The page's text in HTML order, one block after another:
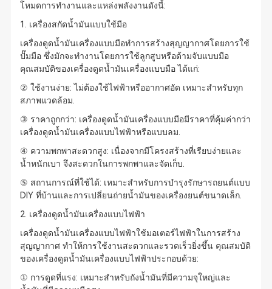
โหมดการทำงานและแหล่งพลังงานดังนี้:
1. เครื่องสกัดน้ำมันแบบใช้มือ
เครื่องดูดน้ำมันเครื่องแบบมือทำการสร้างสุญญากาศโดยการใช้
ปั๊มมือ ซึ่งมักจะทำงานโดยการใช้ลูกสูบหรือด้ามจับแบบมือ
คุณสมบัติของเครื่องดูดน้ำมันเครื่องแบบมือ ได้แก่:
② ใช้งานง่าย: ไม่ต้องใช้ไฟฟ้าหรืออากาศอัด เหมาะสำหรับทุก
สภาพแวดล้อม.
③ ราคาถูกกว่า: เครื่องดูดน้ำมันเครื่องแบบมือมีราคาที่คุ้มค่ากว่า
เครื่องดูดน้ำมันเครื่องแบบไฟฟ้าหรือแบบลม.
④ ความพกพาสะดวกสูง: เนื่องจากมีโครงสร้างที่เรียบง่ายและ
น้ำหนักเบา จึงสะดวกในการพกพาและจัดเก็บ.
⑤ สถานการณ์ที่ใช้ได้: เหมาะสำหรับการบำรุงรักษารถยนต์แบบ
DIY ที่บ้านและการเปลี่ยนถ่ายน้ำมันของเครื่องยนต์ขนาดเล็ก.
2. เครื่องดูดน้ำมันเครื่องแบบไฟฟ้า
เครื่องดูดน้ำมันเครื่องแบบไฟฟ้าใช้มอเตอร์ไฟฟ้าในการสร้าง
สุญญากาศ ทำให้การใช้งานสะดวกและรวดเร็วยิ่งขึ้น คุณสมบัติ
ของเครื่องดูดน้ำมันเครื่องแบบไฟฟ้าประกอบด้วย:
① การดูดที่แรง: เหมาะสำหรับถังน้ำมันที่มีความจุใหญ่และ